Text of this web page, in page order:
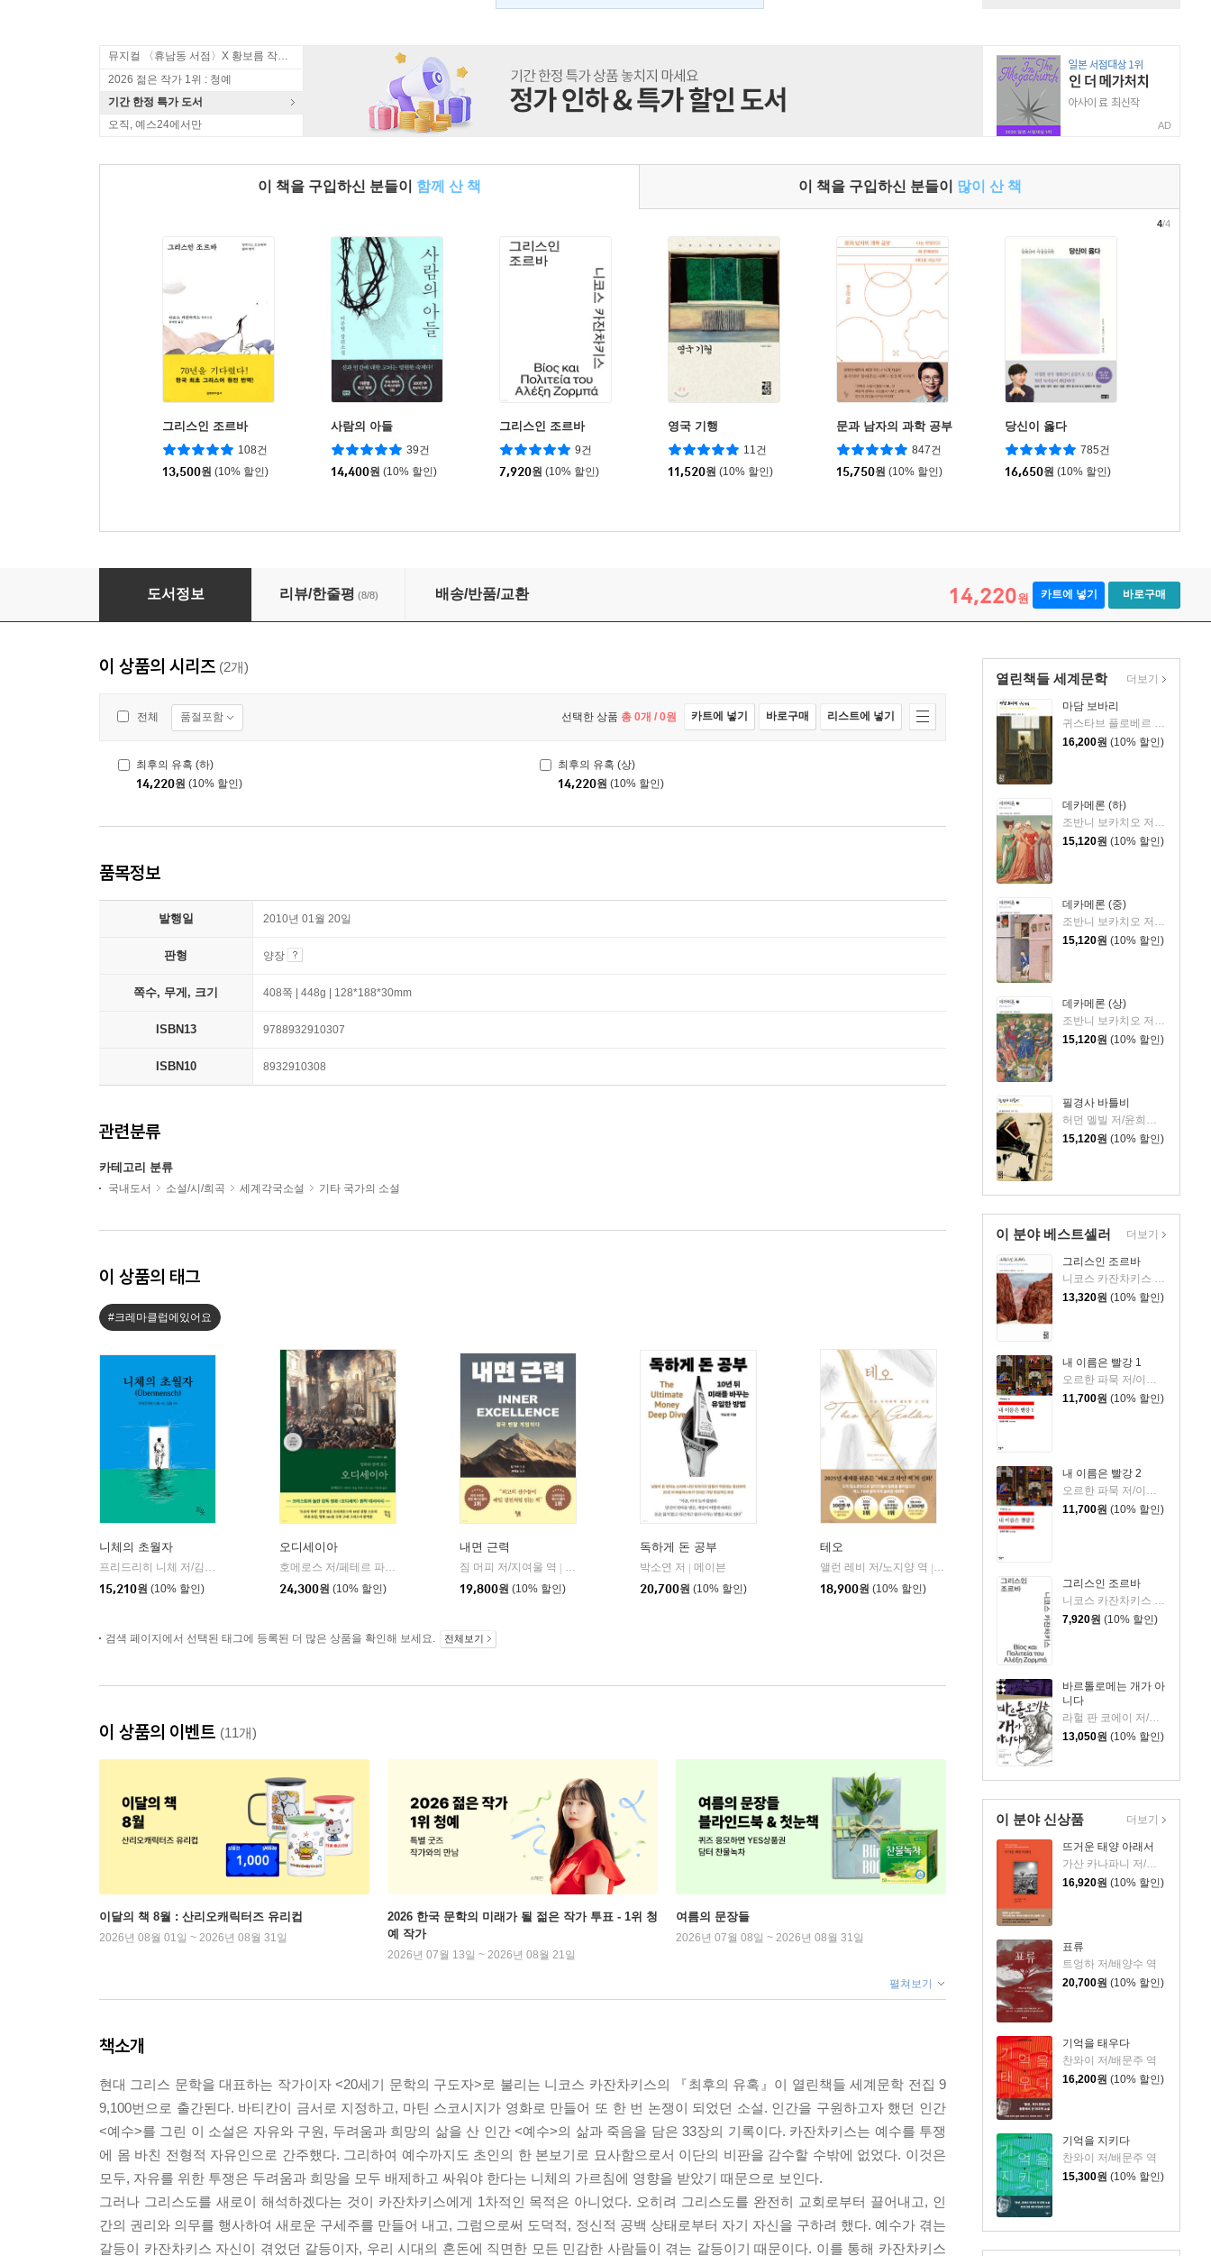
뮤지컬 〈휴남동 서점〉X 황보름 작가 북토크
2026 젊은 작가 1위 : 청예
기간 한정 특가 도서
오직, 예스24에서만
AD
이 책을 구입하신 분들이 함께 산 책 이 책을 구입하신 분들이 많이 산 책
그리스인 조르바
108건
13,500원 (10% 할인)
사람의 아들
39건
14,400원 (10% 할인)
그리스인 조르바
9건
7,920원 (10% 할인)
영국 기행
11건
11,520원 (10% 할인)
문과 남자의 과학 공부
847건
15,750원 (10% 할인)
당신이 옳다
785건
16,650원 (10% 할인)
4/4
최후의 유혹 (상)
도서정보 리뷰/한줄평 (8/8) 배송/반품/교환 14,220원 카트에 넣기 바로구매
열린책들 세계문학
마담 보바리
귀스타브 플로베르 저/김용은 역
16,200원 (10% 할인)
데카메론 (하)
조반니 보카치오 저/김운찬 역
15,120원 (10% 할인)
데카메론 (중)
조반니 보카치오 저/김운찬 역
15,120원 (10% 할인)
데카메론 (상)
조반니 보카치오 저/김운찬 역
15,120원 (10% 할인)
필경사 바틀비
허먼 멜빌 저/윤희기 역
15,120원 (10% 할인)
더보기
이 분야 베스트셀러
그리스인 조르바
니코스 카잔차키스 저/이윤기 역
13,320원 (10% 할인)
내 이름은 빨강 1
오르한 파묵 저/이난아 역
11,700원 (10% 할인)
내 이름은 빨강 2
오르한 파묵 저/이난아 역
11,700원 (10% 할인)
그리스인 조르바
니코스 카잔차키스 저/이윤기 역
7,920원 (10% 할인)
바르톨로메는 개가 아
니다
13,050원 (10% 할인)
더보기
이 분야 신상품
뜨거운 태양 아래서
가산 카나파니 저/윤희환 역
16,920원 (10% 할인)
표류
트엉하 저/배양수 역
20,700원 (10% 할인)
기억을 태우다
찬와이 저/배문주 역
16,200원 (10% 할인)
기억을 지키다
찬와이 저/배문주 역
15,300원 (10% 할인)
더보기
이 상품의 시리즈 (2개)
전체 품절포함 선택한 상품 총 0개 / 0원 카트에 넣기 바로구매 리스트에 넣기
최후의 유혹 (하)
14,220원 (10% 할인)
최후의 유혹 (상)
14,220원 (10% 할인)
품목정보
발행일 2010년 01월 20일
판형 양장
쪽수, 무게, 크기 408쪽 | 448g | 128*188*30mm
ISBN13 9788932910307
ISBN10 8932910308
관련분류
카테고리 분류
국내도서 소설/시/희곡 세계각국소설 기타 국가의 소설
이 상품의 태그
#크레마클럽에있어요
니체의 초월자
프리드리히 니체 저/김철 편역
15,210원 (10% 할인)
오디세이아
호메로스 저/페테르 파울 루벤스 그림/박문재 역 | 현대지성
24,300원 (10% 할인)
내면 근력
짐 머피 저/지여울 역
윌북(willbook)
19,800원 (10% 할인)
독하게 돈 공부
박소연 저
메이븐
20,700원 (10% 할인)
테오
앨런 레비 저/노지양 역
오팬하우스
18,900원 (10% 할인)
검색 페이지에서 선택된 태그에 등록된 더 많은 상품을 확인해 보세요. 전체보기
이 상품의 이벤트 (11개)
이달의 책 8월 : 산리오캐릭터즈 유리컵
2026년 08월 01일 ~ 2026년 08월 31일
2026 한국 문학의 미래가 될 젊은 작가 투표 - 1위 청
예 작가
2026년 07월 13일 ~ 2026년 08월 21일
여름의 문장들
2026년 07월 08일 ~ 2026년 08월 31일
펼쳐보기
책소개
현대 그리스 문학을 대표하는 작가이자 <20세기 문학의 구도자>로 불리는 니코스 카잔차키스의 『최후의 유혹』이 열린책들 세계문학 전집 9
9,100번으로 출간된다. 바티칸이 금서로 지정하고, 마틴 스코시지가 영화로 만들어 또 한 번 논쟁이 되었던 소설. 인간을 구원하고자 했던 인간
<예수>를 그린 이 소설은 자유와 구원, 두려움과 희망의 삶을 산 인간 <예수>의 삶과 죽음을 담은 33장의 기록이다. 카잔차키스는 예수를 투쟁
에 몸 바친 전형적 자유인으로 간주했다. 그리하여 예수까지도 초인의 한 본보기로 묘사함으로서 이단의 비판을 감수할 수밖에 없었다. 이것은
모두, 자유를 위한 투쟁은 두려움과 희망을 모두 배제하고 싸워야 한다는 니체의 가르침에 영향을 받았기 때문으로 보인다.
그러나 그리스도를 새로이 해석하겠다는 것이 카잔차키스에게 1차적인 목적은 아니었다. 오히려 그리스도를 완전히 교회로부터 끌어내고, 인
간의 권리와 의무를 행사하여 새로운 구세주를 만들어 내고, 그럼으로써 도덕적, 정신적 공백 상태로부터 자기 자신을 구하려 했다. 예수가 겪는
갈등이 카잔차키스 자신이 겪었던 갈등이자, 우리 시대의 혼돈에 직면한 모든 민감한 사람들이 겪는 갈등이기 때문이다. 이를 통해 카잔차키스